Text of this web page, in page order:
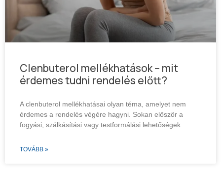
Clenbuterol mellékhatások – mit
érdemes tudni rendelés előtt?
A clenbuterol mellékhatásai olyan téma, amelyet nem
érdemes a rendelés végére hagyni. Sokan először a
fogyási, szálkásítási vagy testformálási lehetőségek
TOVÁBB »